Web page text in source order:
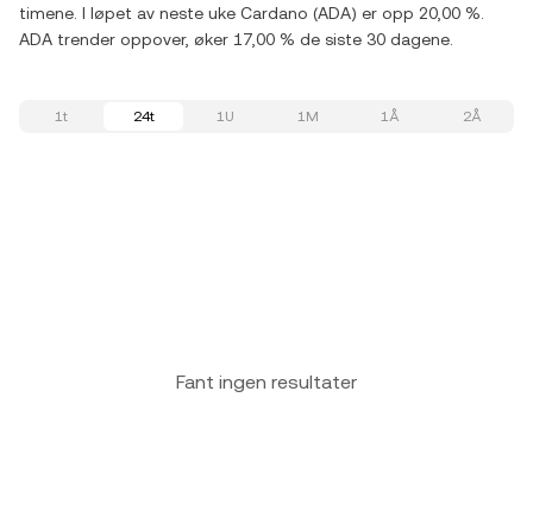
timene. I løpet av neste uke Cardano (ADA) er opp 20,00 %.
ADA trender oppover, øker 17,00 % de siste 30 dagene.
1t 24t 1U 1M 1Å 2Å
Fant ingen resultater